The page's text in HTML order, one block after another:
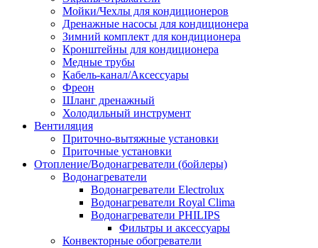
Мойки/Чехлы для кондиционеров
Дренажные насосы для кондиционера
Зимний комплект для кондиционера
Кронштейны для кондиционера
Медные трубы
Кабель-канал/Аксессуары
Фреон
Шланг дренажный
Холодильный инструмент
Вентиляция
Приточно-вытяжные установки
Приточные установки
Отопление/Водонагреватели (бойлеры)
Водонагреватели
Водонагреватели Electrolux
Водонагреватели Royal Clima
Водонагреватели PHILIPS
Фильтры и аксессуары
Конвекторные обогреватели